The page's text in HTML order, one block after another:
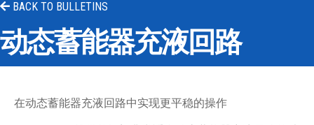
DESIGN TOOLS
BACK TO BULLETINS
动态蓄能器充液回路
在动态蓄能器充液回路中实现更平稳的操作